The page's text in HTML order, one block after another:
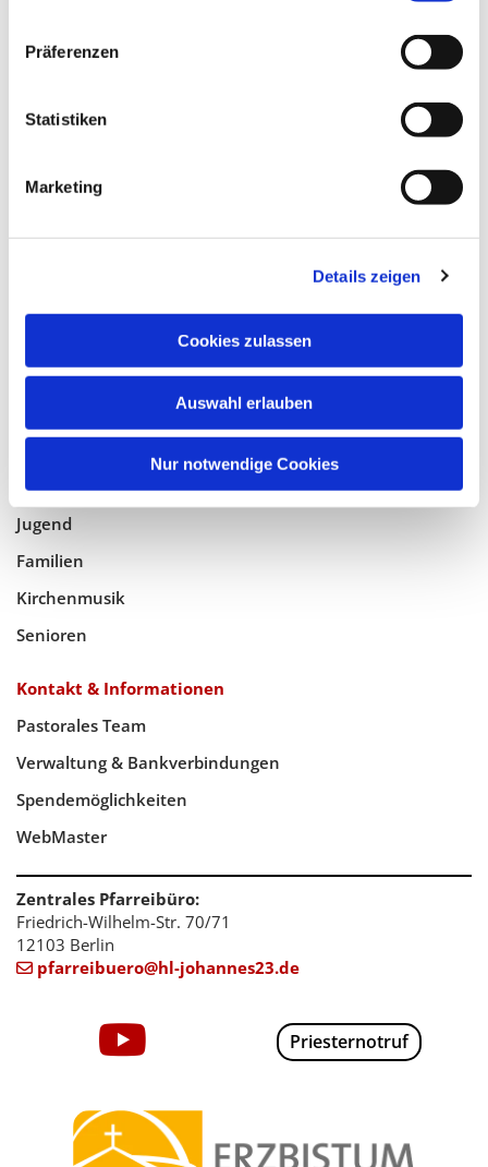
Präferenzen
Statistiken
Marketing
Details zeigen
Cookies zulassen
Auswahl erlauben
Nur notwendige Cookies
Tempelhof-Buckow
Gottesdienste
Taufe, Kommunion & Trauung
Pfarreileben
Jugend
Familien
Kirchenmusik
Senioren
Kontakt & Informationen
Pastorales Team
Verwaltung & Bankverbindungen
Spendemöglichkeiten
WebMaster
Zentrales Pfarreibüro:
Friedrich-Wilhelm-Str. 70/71
12103 Berlin
 pfarreibuero@hl-johannes23.de
Priesternotruf